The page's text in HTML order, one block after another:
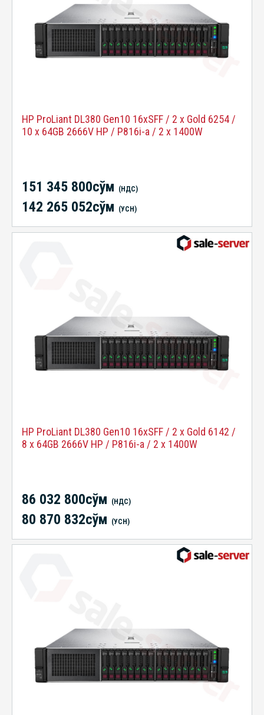
HP ProLiant DL380 Gen10 16xSFF / 2 x Gold 6254 /
10 x 64GB 2666V HP / P816i-a / 2 x 1400W
151 345 800сўм (НДС)
142 265 052сўм (УСН)
HP ProLiant DL380 Gen10 16xSFF / 2 x Gold 6142 /
8 x 64GB 2666V HP / P816i-a / 2 x 1400W
86 032 800сўм (НДС)
80 870 832сўм (УСН)